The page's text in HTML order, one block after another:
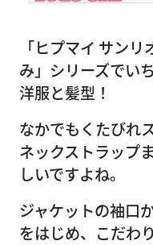
「ヒプマイ サン
み」シリーズでい
洋服と髪型！
なかでもくたびれ
ネックストラップ
しいですよね。
ジャケットの袖口
をはじめ、こだわ